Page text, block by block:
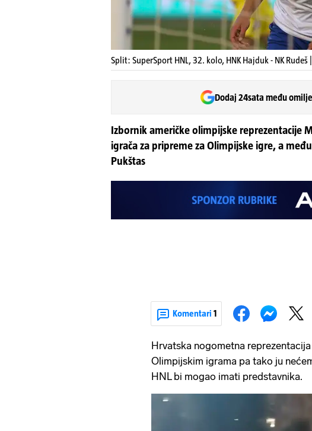
Split: SuperSport HNL, 32. kolo, HNK Hajduk - NK Rudeš |
Dodaj 24sata među
Izbornik američke olimpijske reprezentacije
igrača za pripreme za Olimpijske igre, a
Pukštas
Komentari 1
Hrvatska nogometna
Olimpijskim igrama pa tako ju
HNL bi mogao imati predstavnika.